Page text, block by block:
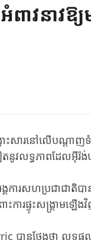
ាវនាវឱ្យ
ហោះសារនៅលើបណ្តា
នូវលទ្ធភាពដែលអ៊ីរ៉ង់
គការសហប្រជាជាតិប
ះការផ្ទុះសង្គ្រាមឡ
ថ្លែងថា លទ្ធផលជាផ្